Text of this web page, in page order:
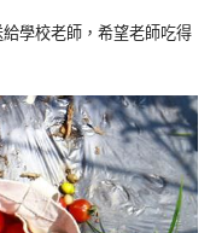
學校老師，希望老師吃得